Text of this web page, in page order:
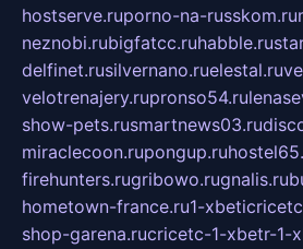
hostserve.ruporno-na-russkom.ru
neznobi.rubigfatcc.ruhabble.ru
delfinet.rusilvernano.ruelestal.ru
velotrenajery.rupronso54.ru
show-pets.rusmartnews03.ru
miraclecoon.rupongup.ru
firehunters.rugribowo.rugnalis.ru
hometown-france.ru1-
shop-garena.rucricetc-1-xbetr-1-